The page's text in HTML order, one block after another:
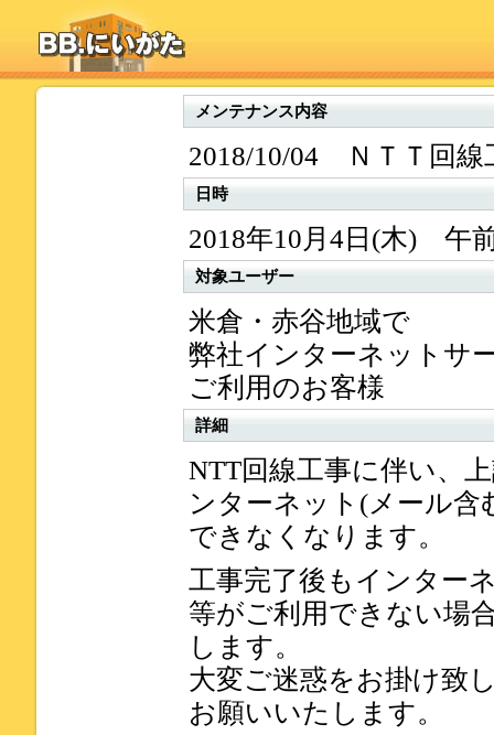
メンテナンス内容
2018/10/04 ＮＴＴ回線
日時
2018年10月4日(木) 午
対象ユーザー
米倉・赤谷地域で
弊社インターネットサ
ご利用のお客様
詳細
NTT回線工事に伴い、
ンターネット(メール含
できなくなります。
工事完了後もインター
等がご利用できない場
します。
大変ご迷惑をお掛け致
お願いいたします。